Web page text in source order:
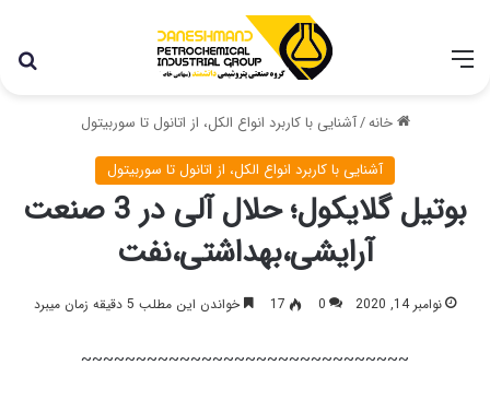
خانه/آشنایی با کاربرد انواع الکل، از اتانول تا سوربیتول
آشنایی با کاربرد انواع الکل، از اتانول تا سوربیتول
بوتیل گلایکول؛ حلال آلی در 3 صنعت
آرایشی،بهداشتی،نفت
نوامبر 14, 2020 0
17 خواندن این مطلب 5 دقیقه زمان میبرد
~~~~~~~~~~~~~~~~~~~~~~~~~~~~~~
با توجه به شرایط اخیر در کشور، مجموعه پتروشیمی دانشمند
همچنان با تمام توان در حال فعالیت می باشد.